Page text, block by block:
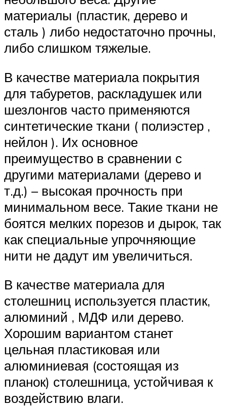
материалы (пластик, дерево и
сталь ) либо недостаточно прочны,
либо слишком тяжелые.
В качестве материала покрытия
для табуретов, раскладушек или
шезлонгов часто применяются
синтетические ткани ( полиэстер ,
нейлон ). Их основное
преимущество в сравнении с
другими материалами (дерево и
т.д.) – высокая прочность при
минимальном весе. Такие ткани не
боятся мелких порезов и дырок, так
как специальные упрочняющие
нити не дадут им увеличиться.
В качестве материала для
столешниц используется пластик,
алюминий , МДФ или дерево.
Хорошим вариантом станет
цельная пластиковая или
алюминиевая (состоящая из
планок) столешница, устойчивая к
воздействию влаги.